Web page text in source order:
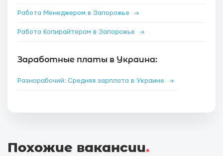
Работа Менеджером в Запорожье →
Работа Копирайтером в Запорожье →
Заработные платы в Украина:
Разнорабочий: Средняя зарплата в Украине →
Похожие вакансии.